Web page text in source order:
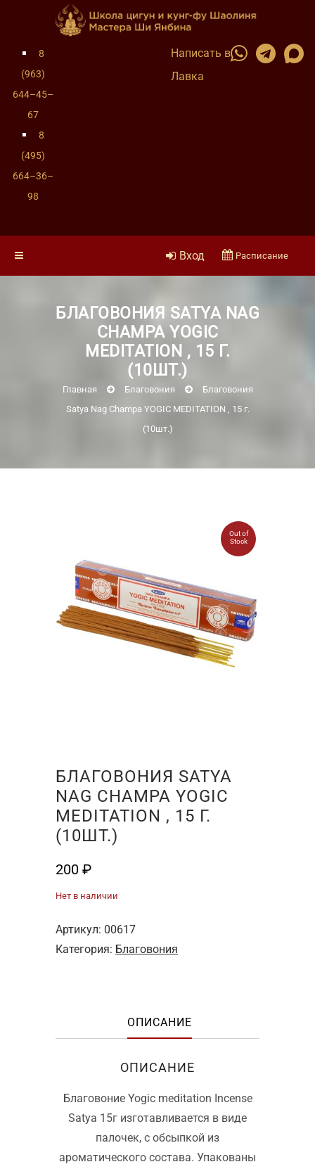
8
(963)
644–45–
67
8
(495)
664–36–
98
Написать в
Лавка
Вход Расписание
БЛАГОВОНИЯ SATYA NAG
CHAMPA YOGIC
MEDITATION , 15 Г.
(10ШТ.)
Главная Благовония
Благовония
Satya Nag Champa YOGIC MEDITATION , 15 г.
(10шт.)
Out of
Stock
БЛАГОВОНИЯ SATYA
NAG CHAMPA YOGIC
MEDITATION , 15 Г.
(10ШТ.)
200 ₽
Нет в наличии
Артикул: 00617
Категория: Благовония
ОПИСАНИЕ
ОПИСАНИЕ
Благовоние Yogic meditation Incense
Satya 15г изготавливается в виде
палочек, с обсыпкой из
ароматического состава. Упакованы